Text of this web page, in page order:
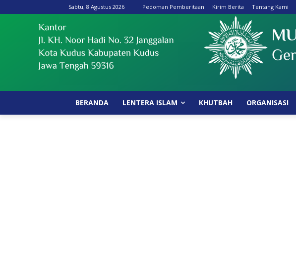
Sabtu, 8 Agustus 2026 Pedoman Pemberitaan Kirim Berita Tentang Kami
BERANDA LENTERA ISLAM KHUTBAH ORGANISASI